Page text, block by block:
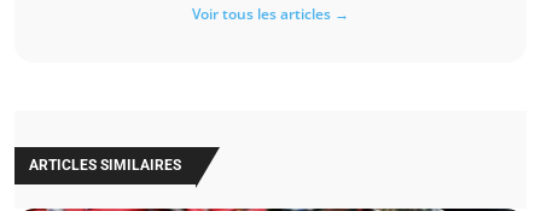
Voir tous les articles →
ARTICLES SIMILAIRES